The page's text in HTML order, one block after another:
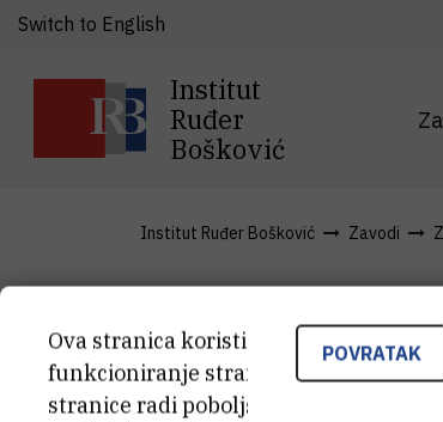
Institut
Ruđer
Bošković
Switch to English
Institut Ruđer Bošković Zavodi
Novosti
POVRATAK
Ova stranica koristi kolačiće. Neki od
funkcioniranje stranice, dok se drugi
stranice radi poboljšanja korisničkog